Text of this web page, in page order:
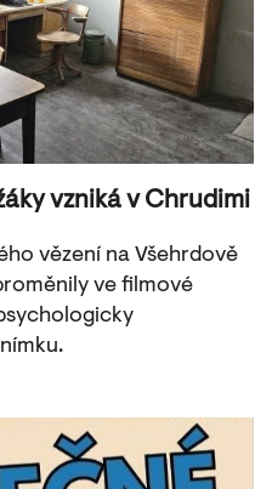
vzniká v Chrudimi
vězení na Všehrdově
ve filmové